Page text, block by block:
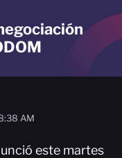
AM
este martes